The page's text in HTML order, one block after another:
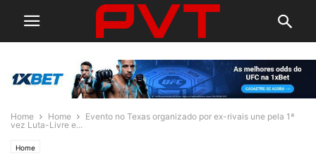
Home Home
Evento no Texas organizado por ex-rivais une pela 1ª
vez Luta-Livre e...
Home